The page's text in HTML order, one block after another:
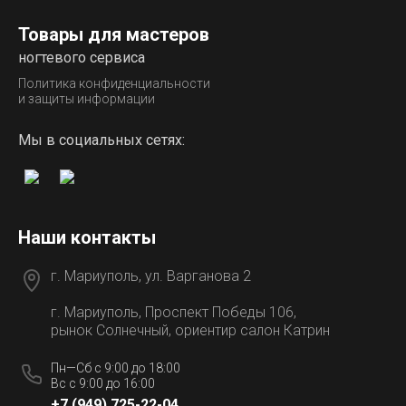
Товары для мастеров
ногтевого сервиса
Политика конфиденциальности
и защиты информации
Мы в социальных сетях:
Наши контакты
г. Мариуполь, ул. Варганова 2
г. Мариуполь, Проспект Победы 106,
рынок Солнечный, ориентир салон Катрин
Пн—Сб с 9:00 до 18:00
Вс с 9:00 до 16:00